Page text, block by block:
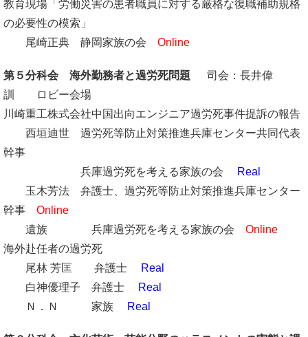
教育現場「労働災害の患者職員に対する厳格な復職補助規格
の必要性の模索」
尾崎正典 静岡家族の会 Online
第５分科会 海外勤務者と過労死問題
司会：長井偉
訓 ロビー会場
川崎重工株式会社中国出向エンジニア過労死事件提訴の報告
西垣迪世 過労死等防止対策推進兵庫センター共同代表
幹事
兵庫過労死を考える家族の会
Real
玉木芳法 弁護士、過労死等防止対策推進兵庫センター
幹事 Online
遺族 兵庫過労死を考える家族の会 Online
海外赴任者の過労死
尾林 芳匡 弁護士
Real
白神優理子 弁護士
Real
Ｎ．Ｎ 家族
Real